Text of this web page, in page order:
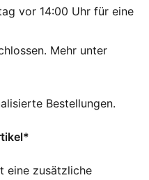
vor 14:00 Uhr für eine
Mehr unter
Bestellungen.
eine zusätzliche